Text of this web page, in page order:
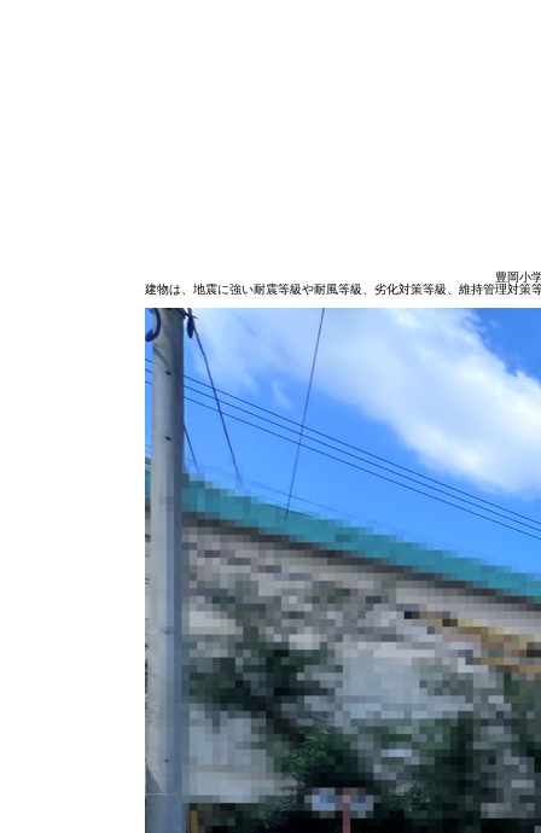
豊岡小
建物は、地震に強い耐震等級や耐風等級、劣化対策等級、維持管理対